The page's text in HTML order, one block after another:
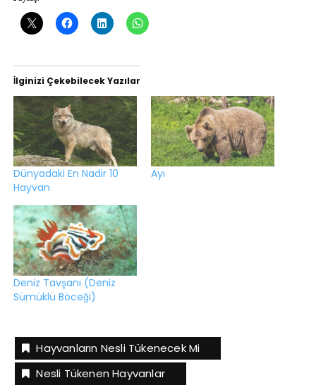
İlginizi Çekebilecek Yazılar
Dünyadaki En Nadir 10
Hayvan
Ayı
Deniz Tavşanı (Deniz
Sümüklü Böceği)
Hayvanların Nesli Tükenecek Mi
Nesli Tükenen Hayvanlar